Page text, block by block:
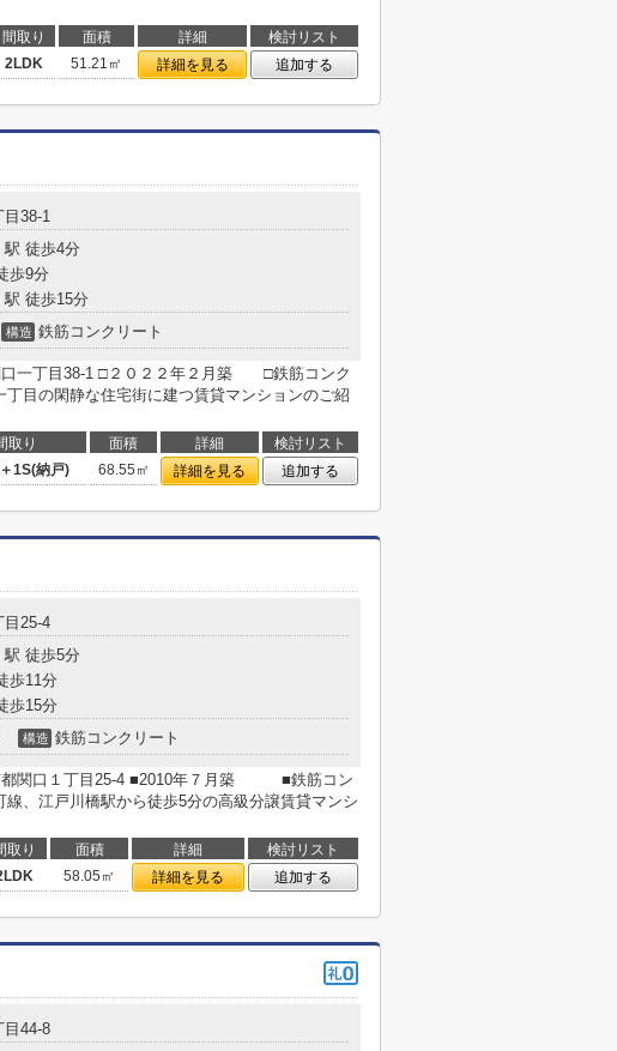
間取り 面積 詳細
検討リスト
2LDK 51.21㎡ 詳細を見る 追加する
目38-1
駅 徒歩4分
歩9分
駅 徒歩15分
構造 鉄筋コンクリート
口一丁目38-1 □２０２２年２月築 □鉄筋コンク
丁目の閑静な住宅街に建つ賃貸マンションのご紹
取り 面積 詳細
検討リスト
1S(納戸) 68.55㎡ 詳細を見る 追加する
目25-4
駅 徒歩5分
歩11分
歩15分
構造 鉄筋コンクリート
都関口１丁目25-4 ■2010年７月築 ■鉄筋コン
、江戸川橋駅から徒歩5分の高級分譲賃貸マンシ
取り 面積 詳細
検討リスト
58.05㎡ 詳細を見る 追加する
目44-8